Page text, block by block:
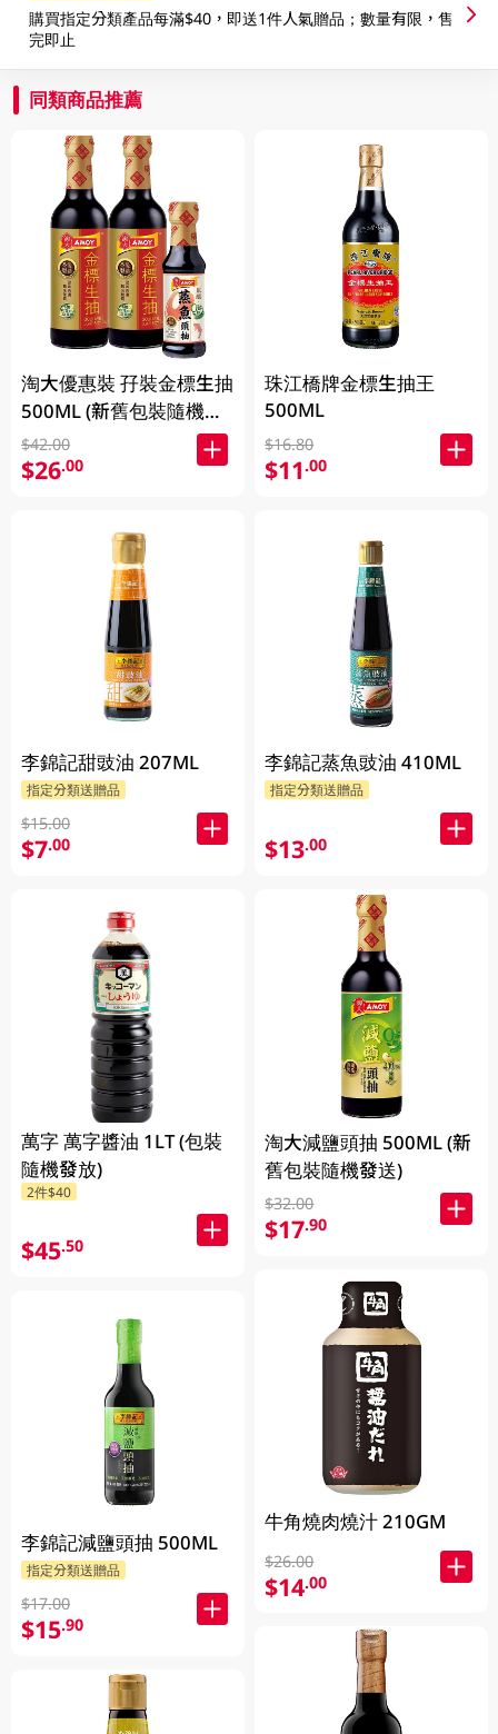
購買指定分類產品每滿$40，即送1件人氣贈品；數量有限，售
完即止
同類商品推薦
淘大優惠裝 孖裝金標生抽
500ML (新舊包裝隨機發
送)
$42.00
$26.00
李錦記甜豉油 207ML
指定分類送贈品
$15.00
$7.00
萬字 萬字醬油 1LT (包裝
隨機發放)
2件$40
$45.50
李錦記減鹽頭抽 500ML
指定分類送贈品
$17.00
$15.90
珠江橋牌金標生抽王
500ML
$16.80
$11.00
李錦記蒸魚豉油 410ML
指定分類送贈品
$13.00
淘大減鹽頭抽 500ML (新
舊包裝隨機發送)
$32.00
$17.90
牛角燒肉燒汁 210GM
$26.00
$14.00